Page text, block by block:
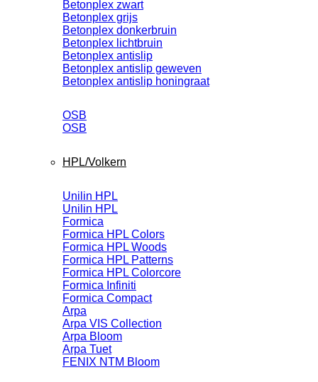
Betonplex zwart
Betonplex grijs
Betonplex donkerbruin
Betonplex lichtbruin
Betonplex antislip
Betonplex antislip geweven
Betonplex antislip honingraat
OSB
OSB
HPL/Volkern
Unilin HPL
Unilin HPL
Formica
Formica HPL Colors
Formica HPL Woods
Formica HPL Patterns
Formica HPL Colorcore
Formica Infiniti
Formica Compact
Arpa
Arpa VIS Collection
Arpa Bloom
Arpa Tuet
FENIX NTM Bloom